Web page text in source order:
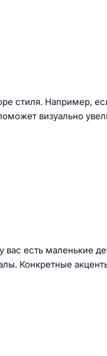
стиля. Например,
визуально
вас есть маленькие
Конкретные